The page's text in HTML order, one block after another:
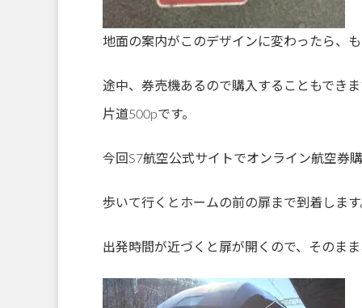
地面の案内がこのデザインに変わったら、
途中、券売機あるので購入することもできま
片道500рです。
今回S7航空公式サイトでオンライン航空券
歩いて行くとホームの前の扉まで到着します
出発時間が近づくと扉が開くので、そのま